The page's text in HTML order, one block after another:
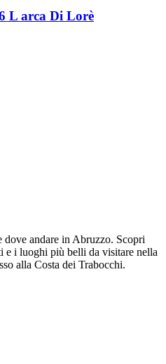
L arca Di Lorè
dove andare in Abruzzo. Scopri
e i luoghi più belli da visitare nella
alla Costa dei Trabocchi.